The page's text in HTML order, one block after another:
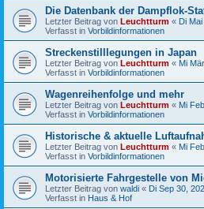
Die Datenbank der Dampflok-
Letzter Beitrag von Leuchtturm « Di
Verfasst in Vorbildinformationen
Streckenstilllegungen in Japan
Letzter Beitrag von Leuchtturm « Mi
Verfasst in Vorbildinformationen
Wagenreihenfolge und mehr
Letzter Beitrag von Leuchtturm « Mi
Verfasst in Vorbildinformationen
Historische & aktuelle
Letzter Beitrag von Leuchtturm « Mi
Verfasst in Vorbildinformationen
Motorisierte Fahrgestelle von
Letzter Beitrag von waldi « Di Sep 30,
Verfasst in Haus & Hof